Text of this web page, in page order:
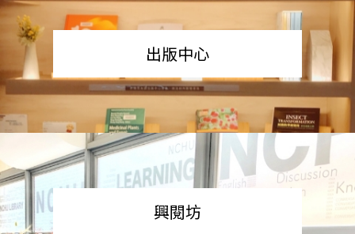
出版中心
興閱坊